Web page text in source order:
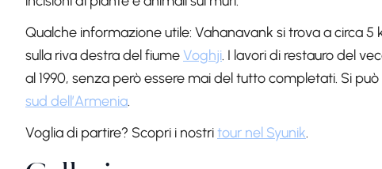
Qualche informazione utile: Vahanavank si trova a circa
sulla riva destra del fiumeVoghji. I lavori di restauro del
al 1990, senza però essere mai del tutto completati. Si
sud dell’Armenia.
Voglia di partire? Scopri i nostritour nel Syunik.